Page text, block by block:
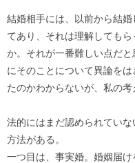
結婚相手には、以前から結
てあり、それは理解しても
か。それが一番難しい点だ
にそのことについて異論を
たのかわからないが、私の考
法的にはまだ認められてい
方法がある。
一つ目は、事実婚。婚姻届